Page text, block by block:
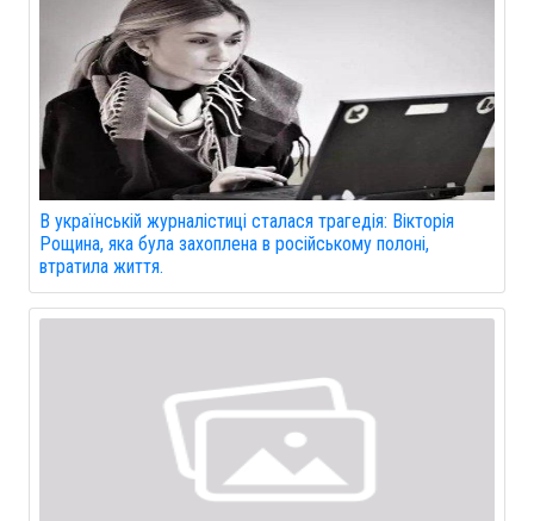
В українській журналістиці сталася трагедія: Вікторія
Рощина, яка була захоплена в російському полоні,
втратила життя.